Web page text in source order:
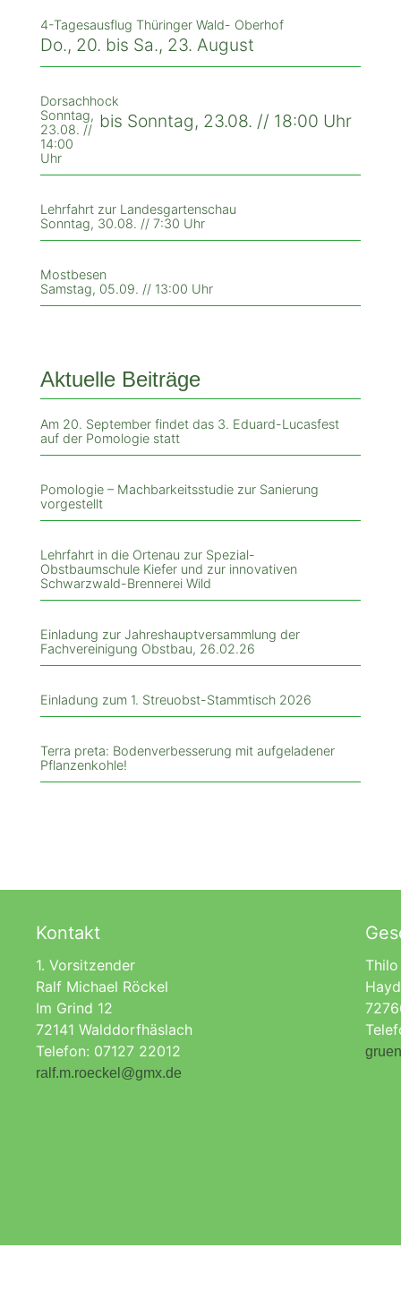
4-Tagesausflug Thüringer Wald- Oberhof
Do., 20. bis Sa., 23. August
Dorsachhock
Sonntag,
23.08. //
14:00
Uhr
bis Sonntag, 23.08. // 18:00 Uhr
Lehrfahrt zur Landesgartenschau
Sonntag, 30.08. // 7:30 Uhr
Mostbesen
Samstag, 05.09. // 13:00 Uhr
Aktuelle Beiträge
Am 20. September findet das 3. Eduard-Lucasfest
auf der Pomologie statt
Pomologie – Machbarkeitsstudie zur Sanierung
vorgestellt
Lehrfahrt in die Ortenau zur Spezial-
Obstbaumschule Kiefer und zur innovativen
Schwarzwald-Brennerei Wild
Einladung zur Jahreshauptversammlung der
Fachvereinigung Obstbau, 26.02.26
Einladung zum 1. Streuobst-Stammtisch 2026
Terra preta: Bodenverbesserung mit aufgeladener
Pflanzenkohle!
Kontakt
1. Vorsitzender
Ralf Michael Röckel
Im Grind 12
72141 Walddorfhäslach
Telefon: 07127 22012
ralf.m.roeckel@gmx.de